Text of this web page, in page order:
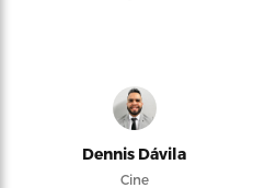
Dennis Dávila
Cine